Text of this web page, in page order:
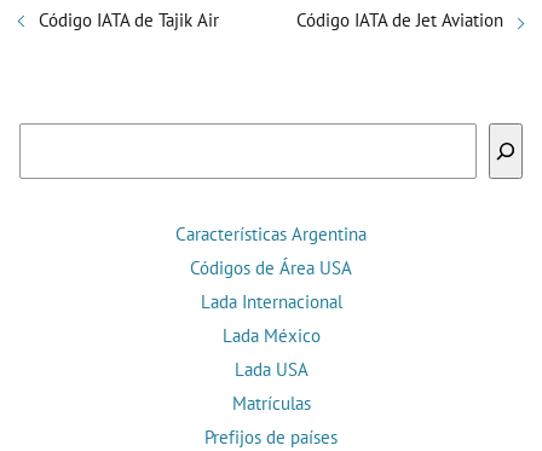
Código IATA de Tajik Air Código IATA de Jet Aviation
Características Argentina
Códigos de Área USA
Lada Internacional
Lada México
Lada USA
Matrículas
Prefijos de países